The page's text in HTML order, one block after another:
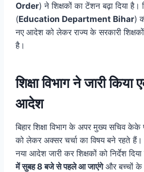
Order) ने शिक्षकों का टेंशन बढ़ा दिया है।
(Education Department Bihar)
नए आदेश को लेकर राज्य के सरकारी
है।
शिक्षा विभाग ने जारी
आदेश
बिहार शिक्षा विभाग के अपर मुख्य सचिव
को लेकर अक्सर चर्चा का विषय बने रहते हैं।
नया आदेश जारी कर शिक्षकों को निर्देश
में सुबह 8 बजे से पहले आ जाएंगेऔर बच्चों के